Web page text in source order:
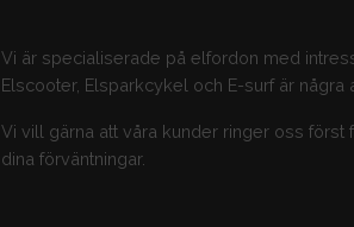
Vi är specialiserade på elfordon med
Elscooter, Elsparkcykel och E-surf är
Vi vill gärna att våra kunder ringer oss
dina förväntningar.